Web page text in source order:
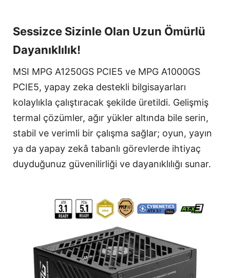
Sessizce Sizinle Olan Uzun Ömürlü
Dayanıklılık!
MSI MPG A1250GS PCIE5 ve MPG A1000GS
PCIE5, yapay zeka destekli bilgisayarları
kolaylıkla çalıştıracak şekilde üretildi. Gelişmiş
termal çözümler, ağır yükler altında bile serin,
stabil ve verimli bir çalışma sağlar; oyun, yayın
ya da yapay zekâ tabanlı görevlerde ihtiyaç
duyduğunuz güvenilirliği ve dayanıklılığı sunar.